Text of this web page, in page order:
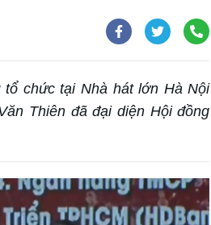
tổ chức tại Nhà hát lớn Hà Nội
Thiên đã đại diện Hội đồng